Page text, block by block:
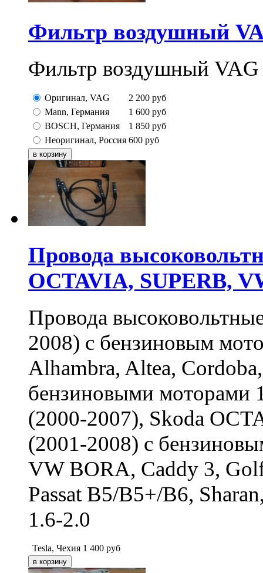
Фильтр воздушный
Фильтр воздушный
Оригинал, VAG 2 200 руб
Mann, Германия
1 600 руб
BOSCH, Германия
1 850 руб
Неоригинал, Россия 600 руб
Провода
OCTAVIA, SUPERB,
Провода
2008) с бензиновым
Alhambra, Altea,
бензиновыми моторами
(2000-2007), Skoda
(2001-2008) с
VW BORA, Caddy 3,
Passat B5/B5+/B6,
1.6-2.0
Tesla, Чехия 1 400 руб